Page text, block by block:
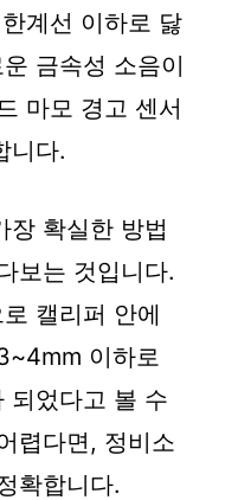
계선 이하로 닳
운 금속성 소음이
마모 경고 센서
니다.
장 확실한 방법
보는 것입니다.
캘리퍼 안에
이하로
되었다고 볼 수
렵다면, 정비소
확합니다.